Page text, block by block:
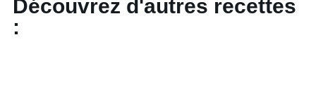
Découvrez d'autres recettes
: